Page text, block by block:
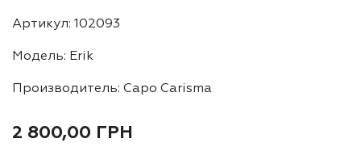
Артикул: 102093
Модель: Erik
Производитель: Capo Carisma
2 800,00 ГРН